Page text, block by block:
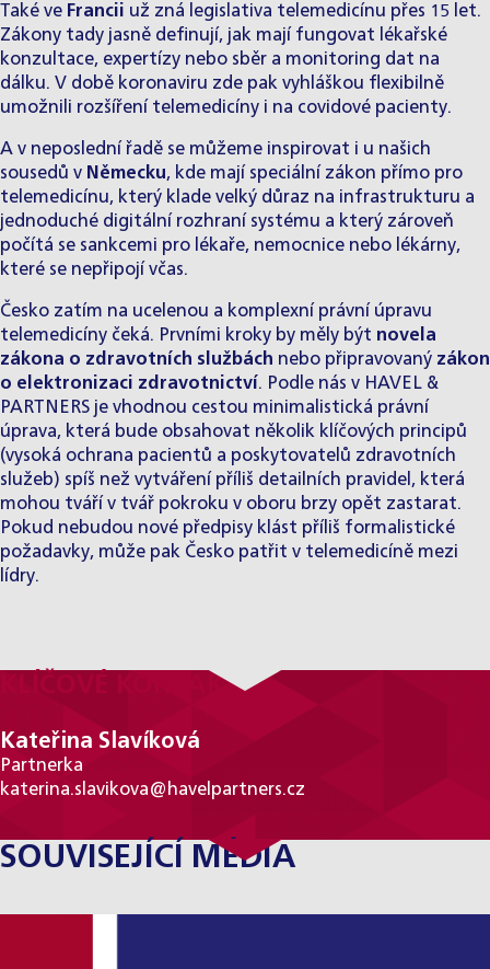
Také ve Francii už zná legislativa telemedicínu přes 15 let.
Zákony tady jasně definují, jak mají fungovat lékařské
konzultace, expertízy nebo sběr a monitoring dat na
dálku. V době koronaviru zde pak vyhláškou flexibilně
umožnili rozšíření telemedicíny i na covidové pacienty.
A v neposlední řadě se můžeme inspirovat i u našich
sousedů v Německu, kde mají speciální zákon přímo pro
telemedicínu, který klade velký důraz na infrastrukturu a
jednoduché digitální rozhraní systému a který zároveň
počítá se sankcemi pro lékaře, nemocnice nebo lékárny,
které se nepřipojí včas.
Česko zatím na ucelenou a komplexní právní úpravu
telemedicíny čeká. Prvními kroky by měly být novela
zákona o zdravotních službách nebo připravovaný zákon
o elektronizaci zdravotnictví. Podle nás v HAVEL &
PARTNERS je vhodnou cestou minimalistická právní
úprava, která bude obsahovat několik klíčových principů
(vysoká ochrana pacientů a poskytovatelů zdravotních
služeb) spíš než vytváření příliš detailních pravidel, která
mohou tváří v tvář pokroku v oboru brzy opět zastarat.
Pokud nebudou nové předpisy klást příliš formalistické
požadavky, může pak Česko patřit v telemedicíně mezi
lídry.
KLÍČOVÉ KONTAKTY
Kateřina Slavíková
Partnerka
katerina.slavikova@havelpartners.cz
SOUVISEJÍCÍ MÉDIA